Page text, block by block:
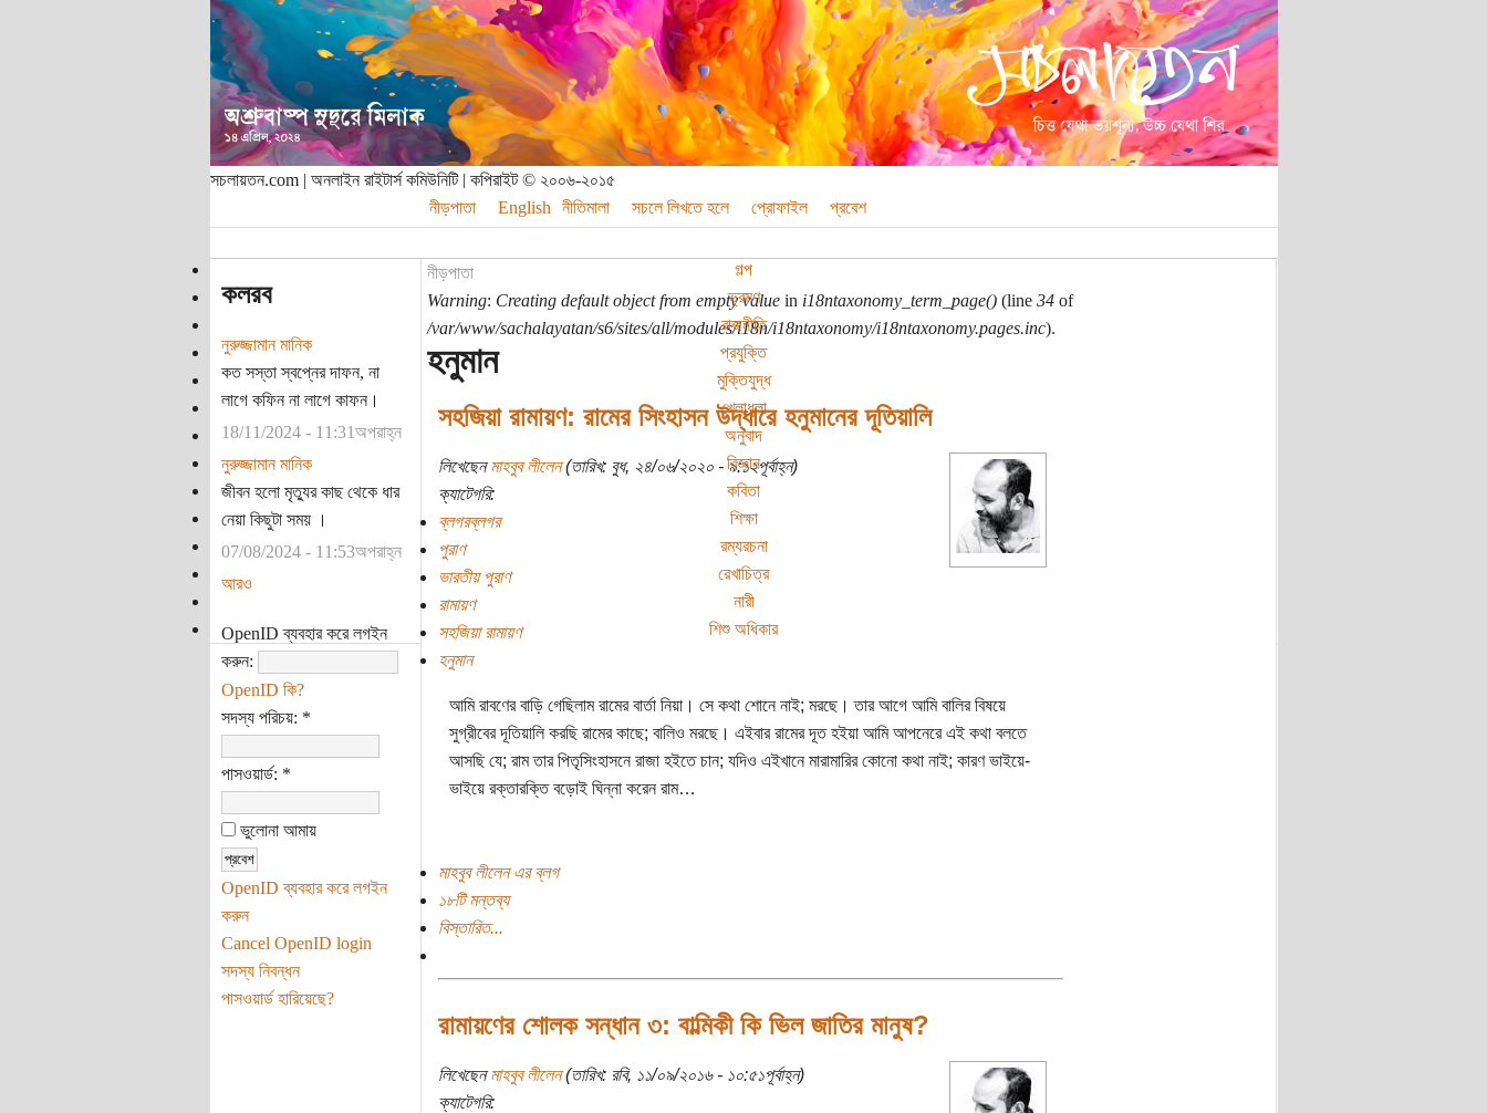
সচলায়তন.com | অনলাইন রাইটার্স কমিউনিটি | কপিরাইট © ২০০৬-২০১৫
নীড়পাতা
English নীতিমালা সচলে লিখতে হলে প্রোফাইল প্রবেশ
গল্প
ভ্রমণ
রাজনীতি
প্রযুক্তি
মুক্তিযুদ্ধ
খেলাধুলা
অনুবাদ
বিজ্ঞান
কবিতা
শিক্ষা
রম্যরচনা
রেখাচিত্র
নারী
শিশু অধিকার
কলরব
নুরুজ্জামান মানিক
কত সস্তা স্বপ্নের দাফন, না
লাগে কফিন না লাগে কাফন।
18/11/2024 - 11:31অপরাহ্ন
নুরুজ্জামান মানিক
জীবন হলো মৃত্যুর কাছ থেকে ধার
নেয়া কিছুটা সময় ।
07/08/2024 - 11:53অপরাহ্ন
আরও
OpenID ব্যবহার করে লগইন
করুন:
OpenID কি?
সদস্য পরিচয়: *
পাসওয়ার্ড: *
ভুলোনা আমায়
OpenID ব্যবহার করে লগইন
করুন
Cancel OpenID login
সদস্য নিবন্ধন
পাসওয়ার্ড হারিয়েছে?
নীড়পাতা
Warning: Creating default object from empty valuein i18ntaxonomy_term_page()(line 34of
/var/www/sachalayatan/s6/sites/all/modules/i18n/i18ntaxonomy/i18ntaxonomy.pages.inc).
হনুমান
সহজিয়া রামায়ণ: রামের সিংহাসন উদ্ধারে হনুমানের দূতিয়ালি
লিখেছেনমাহবুব লীলেন(তারিখ: বুধ, ২৪/০৬/২০২০ - ৯:১২পূর্বাহ্ন)
ক্যাটেগরি:
ব্লগরব্লগর
পুরাণ
ভারতীয় পুরাণ
রামায়ণ
সহজিয়া রামায়ণ
হনুমান
আমি রাবণের বাড়ি গেছিলাম রামের বার্তা নিয়া। সে কথা শোনে নাই; মরছে। তার আগে আমি বালির বিষয়ে
সুগ্রীবের দূতিয়ালি করছি রামের কাছে; বালিও মরছে। এইবার রামের দূত হইয়া আমি আপনেরে এই কথা বলতে
আসছি যে; রাম তার পিতৃসিংহাসনে রাজা হইতে চান; যদিও এইখানে মারামারির কোনো কথা নাই; কারণ ভাইয়ে-
ভাইয়ে রক্তারক্তি বড়োই ঘিন্না করেন রাম…
মাহবুব লীলেন এর ব্লগ
১৮টি মন্তব্য
বিস্তারিত...
রামায়ণের শোলক সন্ধান ৩: বাল্মিকী কি ভিল জাতির মানুষ?
লিখেছেনমাহবুব লীলেন(তারিখ: রবি, ১১/০৯/২০১৬ - ১০:৫১পূর্বাহ্ন)
ক্যাটেগরি: